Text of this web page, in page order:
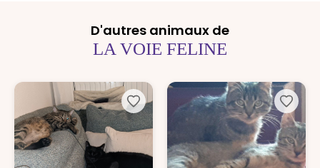
D'autres animaux de
LA VOIE FELINE